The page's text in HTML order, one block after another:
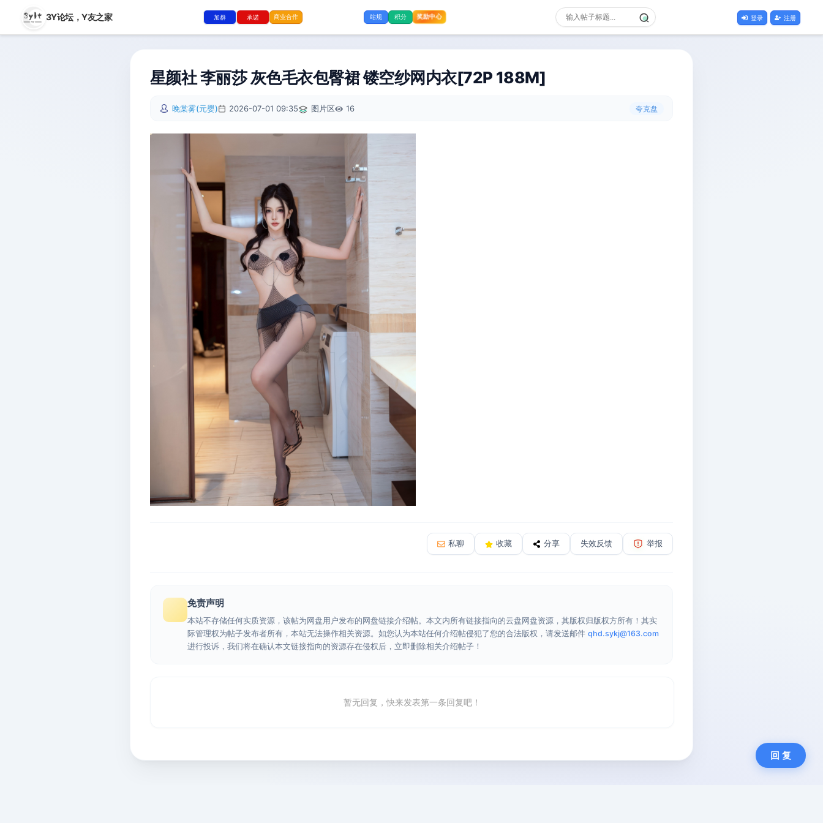
3Y论坛，Y友之家 加群 承诺 商业合作 站规 积分 奖励中心 登录 注册
星颜社 李丽莎 灰色毛衣包臀裙 镂空纱网内衣[72P 188M]
晚棠雾(元婴) 2026-07-01 09:35 图片区 16 夸克盘
私聊 收藏 分享 失效反馈 举报
免责声明
本站不存储任何实质资源，该帖为网盘用户发布的网盘链接介绍帖。本文内所有链接指向的云盘网盘资源，其版权归版权方所有！其实
际管理权为帖子发布者所有，本站无法操作相关资源。如您认为本站任何介绍帖侵犯了您的合法版权，请发送邮件 qhd.sykj@163.com
进行投诉，我们将在确认本文链接指向的资源存在侵权后，立即删除相关介绍帖子！
暂无回复，快来发表第一条回复吧！
回 复